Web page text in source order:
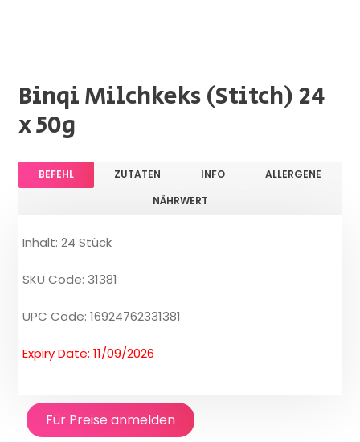
Binqi Milchkeks (Stitch) 24
x 50g
BEFEHL ZUTATEN INFO
ALLERGENE
NÄHRWERT
Inhalt: 24 Stück
SKU Code: 31381
UPC Code: 16924762331381
Expiry Date: 11/09/2026
Für Preise anmelden